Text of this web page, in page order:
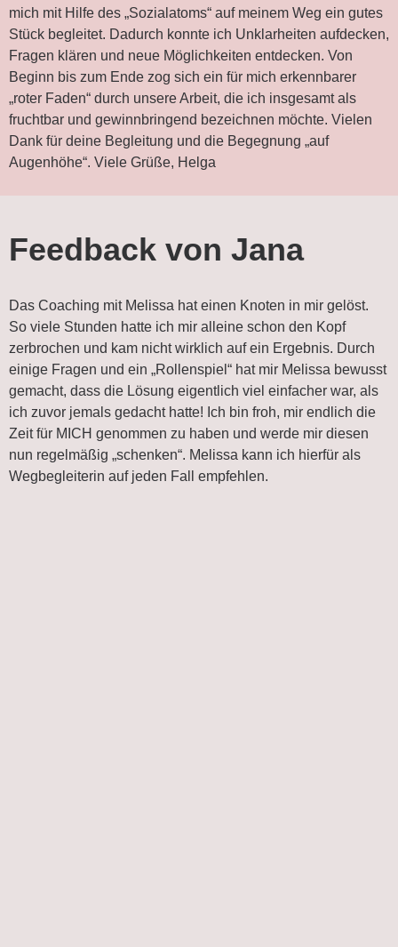
mich mit Hilfe des „Sozialatoms“ auf meinem Weg ein gutes
Stück begleitet. Dadurch konnte ich Unklarheiten aufdecken,
Fragen klären und neue Möglichkeiten entdecken. Von
Beginn bis zum Ende zog sich ein für mich erkennbarer
„roter Faden“ durch unsere Arbeit, die ich insgesamt als
fruchtbar und gewinnbringend bezeichnen möchte. Vielen
Dank für deine Begleitung und die Begegnung „auf
Augenhöhe“. Viele Grüße, Helga
Feedback von Jana
Das Coaching mit Melissa hat einen Knoten in mir gelöst.
So viele Stunden hatte ich mir alleine schon den Kopf
zerbrochen und kam nicht wirklich auf ein Ergebnis. Durch
einige Fragen und ein „Rollenspiel“ hat mir Melissa bewusst
gemacht, dass die Lösung eigentlich viel einfacher war, als
ich zuvor jemals gedacht hatte! Ich bin froh, mir endlich die
Zeit für MICH genommen zu haben und werde mir diesen
nun regelmäßig „schenken“. Melissa kann ich hierfür als
Wegbegleiterin auf jeden Fall empfehlen.